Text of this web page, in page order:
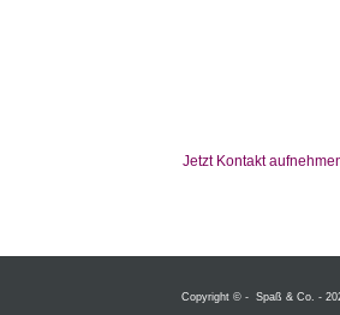
Jetzt Kontakt
Copyright © - Spaß & Co. -